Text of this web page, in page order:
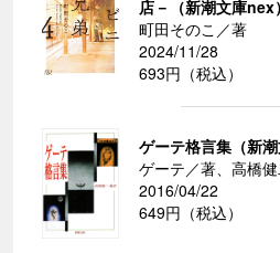
店－（新潮文庫nex）
町田そのこ／著
2024/11/28
693円（税込）
ゲーテ格言集（新潮
ゲーテ／著、高橋
2016/04/22
649円（税込）